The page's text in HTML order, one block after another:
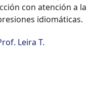
con atención a la
idiomáticas.
Leira T.